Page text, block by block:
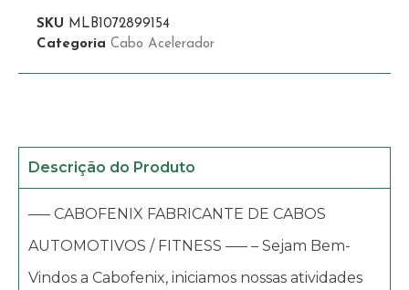
SKU MLB1072899154
Categoria Cabo Acelerador
Descrição do Produto
—– CABOFENIX FABRICANTE DE CABOS
AUTOMOTIVOS / FITNESS —– – Sejam Bem-
Vindos a Cabofenix, iniciamos nossas atividades